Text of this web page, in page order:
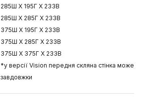
285Ш X 195Г X 233В
285Ш X 285Г X 233В
375Ш X 195Г X 233В
375Ш X 285Г X 233В
375Ш X 375Г X 233В
*у версії Vision передня скляна стінка може
завдовжки